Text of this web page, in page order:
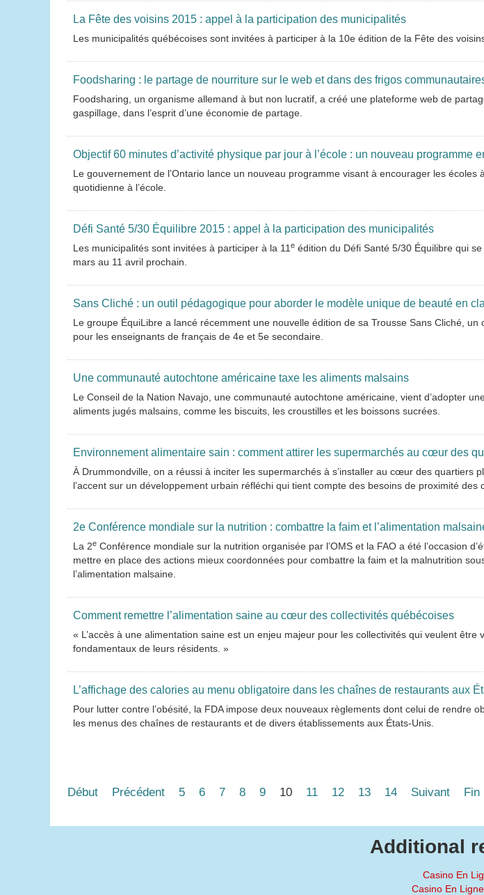
La Fête des voisins 2015 : appel à la participation des municipalités
Les municipalités québécoises sont invitées à participer à la 10e édition de la Fête des
Foodsharing : le partage de nourriture sur le web et dans des frigos
Foodsharing, un organisme allemand à but non lucratif, a créé une plateforme web de
gaspillage, dans l’esprit d’une économie de partage.
Objectif 60 minutes d’activité physique par jour à l’école : un nouveau programme
Le gouvernement de l’Ontario lance un nouveau programme visant à encourager les écoles
quotidienne à l’école.
Défi Santé 5/30 Équilibre 2015 : appel à la participation des municipalités
Les municipalités sont invitées à participer à la 11 e édition du Défi Santé 5/30 Équilibre qui
mars au 11 avril prochain.
Sans Cliché : un outil pédagogique pour aborder le modèle unique de beauté en
Le groupe ÉquiLibre a lancé récemment une nouvelle édition de sa Trousse Sans Cliché,
pour les enseignants de français de 4e et 5e secondaire.
Une communauté autochtone américaine taxe les aliments malsains
Le Conseil de la Nation Navajo, une communauté autochtone américaine, vient d’adopter
aliments jugés malsains, comme les biscuits, les croustilles et les boissons sucrées.
Environnement alimentaire sain : comment attirer les supermarchés au cœur des
À Drummondville, on a réussi à inciter les supermarchés à s’installer au cœur des quartiers
l’accent sur un développement urbain réfléchi qui tient compte des besoins de proximité des
2e Conférence mondiale sur la nutrition : combattre la faim et l’alimentation
La 2e Conférence mondiale sur la nutrition organisée par l’OMS et la FAO a été l’occasion
mettre en place des actions mieux coordonnées pour combattre la faim et la malnutrition
l’alimentation malsaine.
Comment remettre l’alimentation saine au cœur des collectivités québécoises
« L’accès à une alimentation saine est un enjeu majeur pour les collectivités qui veulent être
fondamentaux de leurs résidents. »
L’affichage des calories au menu obligatoire dans les chaînes de restaurants aux
Pour lutter contre l’obésité, la FDA impose deux nouveaux règlements dont celui de rendre
les menus des chaînes de restaurants et de divers établissements aux États-Unis.
Début Précédent 5 6 7 8 9 10 11 12 13 14 Suivant Fin
Additional
Casino En
Casino En